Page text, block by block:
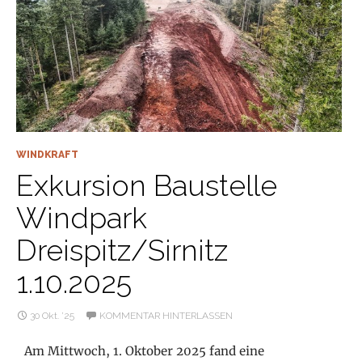
WINDKRAFT
Exkursion Baustelle
Windpark
Dreispitz/Sirnitz
1.10.2025
30 Okt. ’25 KOMMENTAR HINTERLASSEN
Am Mittwoch, 1. Oktober 2025 fand eine